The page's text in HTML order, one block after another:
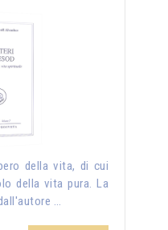
della vita, di cui
della vita pura. La
…